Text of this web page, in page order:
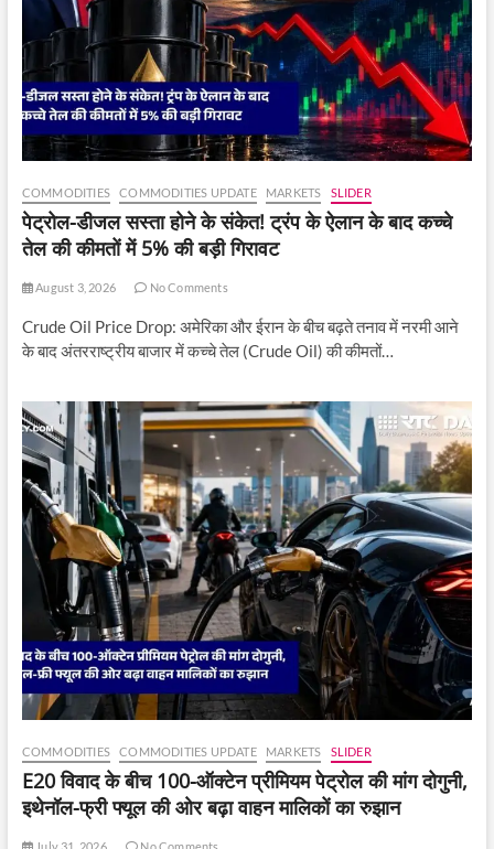
COMMODITIES COMMODITIES UPDATE MARKETS SLIDER
पेट्रोल-डीजल सस्ता होने के संकेत! ट्रंप के ऐलान के बाद कच्चे
तेल की कीमतों में 5% की बड़ी गिरावट
August 3, 2026 No Comments
Crude Oil Price Drop: अमेरिका और ईरान के बीच बढ़ते तनाव में नरमी आने
के बाद अंतरराष्ट्रीय बाजार में कच्चे तेल (Crude Oil) की कीमतों…
COMMODITIES COMMODITIES UPDATE MARKETS SLIDER
E20 विवाद के बीच 100-ऑक्टेन प्रीमियम पेट्रोल की मांग दोगुनी,
इथेनॉल-फ्री फ्यूल की ओर बढ़ा वाहन मालिकों का रुझान